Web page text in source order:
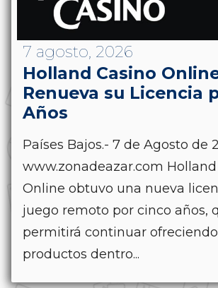
7 agosto, 2026
Holland Casino
Renueva su Licencia
Años
Países Bajos.- 7 de Agosto de
www.zonadeazar.com
Online obtuvo una nueva
juego remoto por cinco años,
permitirá continuar
productos dentro...